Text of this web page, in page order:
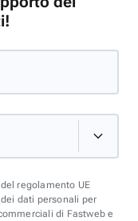
regolamento UE
dati personali per
di Fastweb e